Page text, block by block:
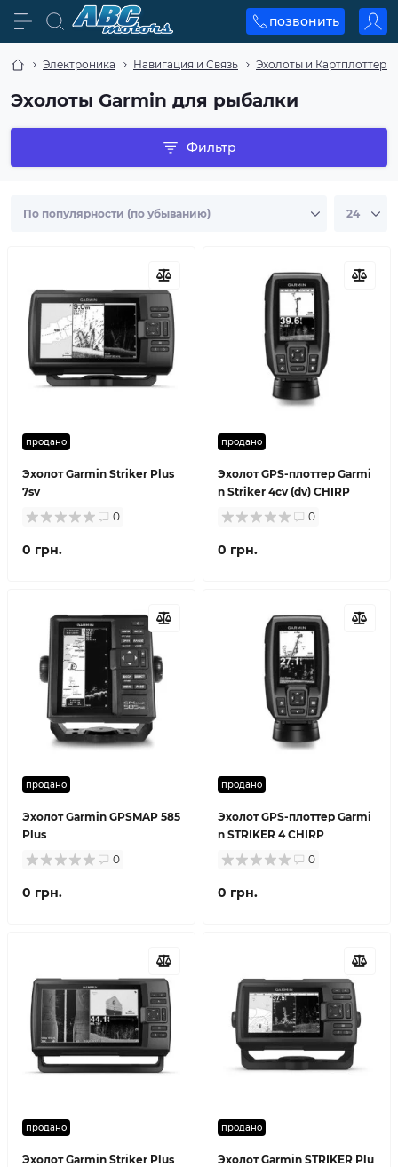
позвонить
Электроника Навигация и Связь Эхолоты и Картплоттеры
Эхолоты Garmin для рыбалки
Фильтр
продано
Эхолот Garmin Striker Plus
7sv
0
0 грн.
продано
Эхолот GPS-плоттер Garmi
n Striker 4cv (dv) CHIRP
0
0 грн.
продано
Эхолот Garmin GPSMAP 585
Plus
0
0 грн.
продано
Эхолот GPS-плоттер Garmi
n STRIKER 4 CHIRP
0
0 грн.
продано
Эхолот Garmin Striker Plus
продано
Эхолот Garmin STRIKER Plu